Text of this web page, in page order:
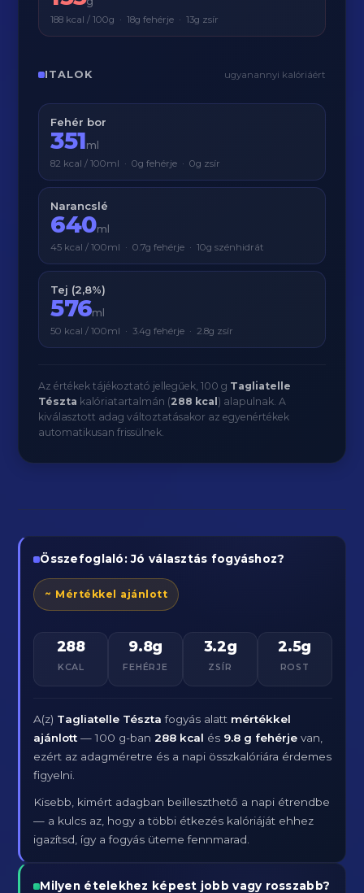
188 kcal / 100g · 18g fehérje · 13g zsír
ITALOK ugyanannyi kalóriáért
Fehér bor
351ml
82 kcal / 100ml · 0g fehérje · 0g zsír
Narancslé
640ml
45 kcal / 100ml · 0.7g fehérje · 10g szénhidrát
Tej (2,8%)
576ml
50 kcal / 100ml · 3.4g fehérje · 2.8g zsír
Az értékek tájékoztató jellegűek, 100 g Tagliatelle
Tészta kalóriatartalmán (288 kcal ) alapulnak. A
kiválasztott adag változtatásakor az egyenértékek
automatikusan frissülnek.
Összefoglaló: Jó választás fogyáshoz?
~ Mértékkel ajánlott
288
KCAL
9.8g
FEHÉRJE
3.2g
ZSÍR
2.5g
ROST
A(z) Tagliatelle Tészta fogyás alatt mértékkel
ajánlott — 100 g-ban288 kcal és 9.8 g fehérje van,
ezért az adagméretre és a napi összkalóriára érdemes
figyelni.
Kisebb, kimért adagban beilleszthető a napi étrendbe
— a kulcs az, hogy a többi étkezés kalóriáját ehhez
igazítsd, így a fogyás üteme fennmarad.
Milyen ételekhez képest jobb vagy rosszabb?